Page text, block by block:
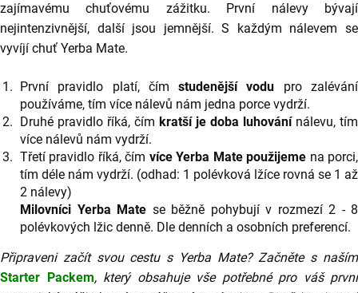
zajímavému chuťovému zážitku. První nálevy bývají
nejintenzivnější, další jsou jemnější. S každým nálevem se
vyvíjí chuť Yerba Mate.
První pravidlo platí, čímstudenější vodu pro zalévání
používáme, tím více nálevů nám jedna porce vydrží.
Druhé pravidlo říká, čím kratší je doba luhovánínálevu, tím
více nálevů nám vydrží.
Třetí pravidlo říká, čím více Yerba Mate použijeme na porci,
tím déle nám vydrží. (odhad: 1 polévková lžíce rovná se 1 až
2 nálevy)
Milovníci Yerba Mate se běžně pohybují v rozmezí 2 - 8
polévkových lžic denně. Dle denních a osobních preferencí.
Připraveni začít svou cestu s Yerba Mate? Začněte s naším
Starter Packem, který obsahuje vše potřebné pro váš první